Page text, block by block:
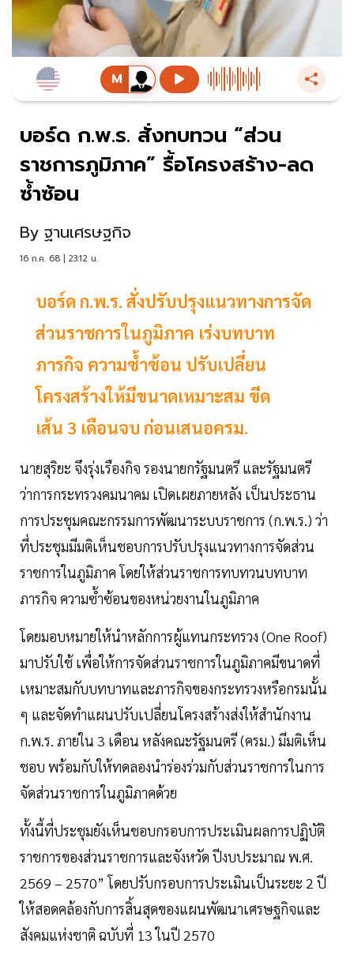
บอร์ด ก.พ.ร. สั่งทบทวน “ส่วน
ราชการภูมิภาค” รื้อโครงสร้าง-ลด
ซ้ำซ้อน
By ฐานเศรษฐกิจ
16 ก.ค. 68 | 23:12 น.
บอร์ด ก.พ.ร. สั่งปรับปรุงแนวทางการจัด
ส่วนราชการในภูมิภาค เร่งบทบาท
ภารกิจ ความซ้ำซ้อน ปรับเปลี่ยน
โครงสร้างให้มีขนาดเหมาะสม ขีด
เส้น 3 เดือนจบ ก่อนเสนอครม.
นายสุริยะ จึงรุ่งเรืองกิจ รองนายกรัฐมนตรี และรัฐมนตรี
ว่าการกระทรวงคมนาคม เปิดเผยภายหลัง เป็นประธาน
การประชุมคณะกรรมการพัฒนาระบบราชการ (ก.พ.ร.) ว่า
ที่ประชุมมีมติเห็นชอบการปรับปรุงแนวทางการจัดส่วน
ราชการในภูมิภาค โดยให้ส่วนราชการทบทวนบทบาท
ภารกิจ ความซ้ำซ้อนของหน่วยงานในภูมิภาค
โดยมอบหมายให้นำหลักการผู้แทนกระทรวง (One Roof)
มาปรับใช้ เพื่อให้การจัดส่วนราชการในภูมิภาคมีขนาดที่
เหมาะสมกับบทบาทและภารกิจของกระทรวงหรือกรมนั้น
ๆ และจัดทำแผนปรับเปลี่ยนโครงสร้างส่งให้สำนักงาน
ก.พ.ร. ภายใน 3 เดือน หลังคณะรัฐมนตรี (ครม.) มีมติเห็น
ชอบ พร้อมกับให้ทดลองนำร่องร่วมกับส่วนราชการในการ
จัดส่วนราชการในภูมิภาคด้วย
ทั้งนี้ที่ประชุมยังเห็นชอบกรอบการประเมินผลการปฏิบัติ
ราชการของส่วนราชการและจังหวัด ปีงบประมาณ พ.ศ.
2569 – 2570” โดยปรับกรอบการประเมินเป็นระยะ 2 ปี
ให้สอดคล้องกับการสิ้นสุดของแผนพัฒนาเศรษฐกิจและ
สังคมแห่งชาติ ฉบับที่ 13 ในปี 2570